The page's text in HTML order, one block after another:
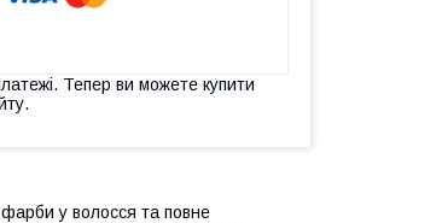
Тепер ви можете купити
у волосся та повне